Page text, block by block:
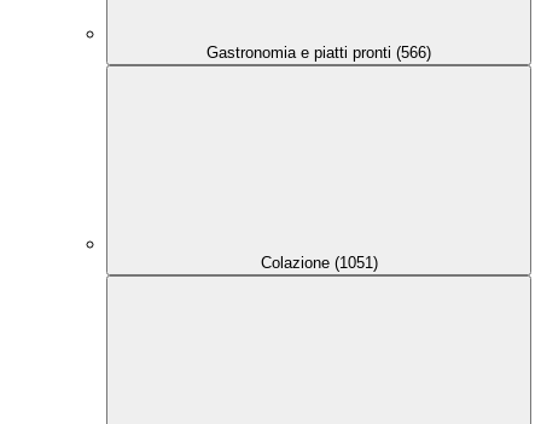
Gastronomia e piatti pronti (566)
Colazione (1051)